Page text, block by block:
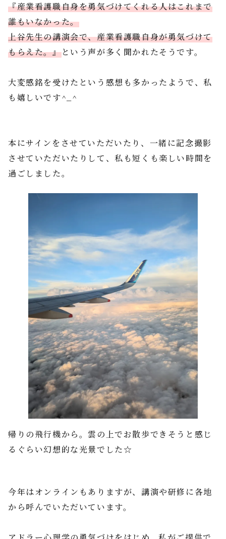
『産業看護職自身を勇気づけてくれる人はこれまで
誰もいなかった。
上谷先生の講演会で、産業看護職自身が勇気づけて
もらえた。』という声が多く聞かれたそうです。
大変感銘を受けたという感想も多かったようで、私
も嬉しいです^_^
本にサインをさせていただいたり、一緒に記念撮影
させていただいたりして、私も短くも楽しい時間を
過ごしました。
帰りの飛行機から。雲の上でお散歩できそうと感じ
るぐらい幻想的な光景でした☆
今年はオンラインもありますが、講演や研修に各地
から呼んでいただいています。